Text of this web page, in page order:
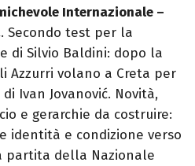
Internazionale –
. Secondo test per la
di Silvio Baldini: dopo la
Azzurri volano a Creta per
Ivan Jovanović. Novità,
e gerarchie da costruire:
identità e condizione verso
partita della Nazionale